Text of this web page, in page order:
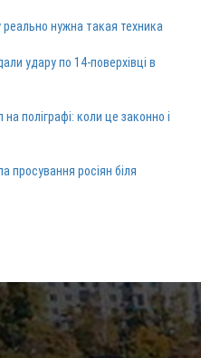
нужна такая техника
удару по 14-поверхівці в
поліграфі: коли це законно і
просування росіян біля